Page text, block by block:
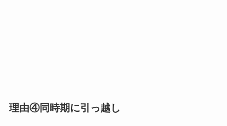
理由④同時期に引っ越し